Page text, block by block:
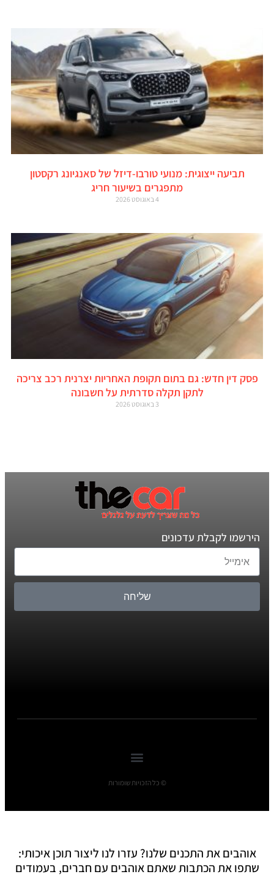
תביעה ייצוגית: מנועי טורבו-דיזל של סאנגיונג רקסטון
מתפגרים בשיעור חריג
4 באוגוסט 2026
פסק דין חדש: גם בתום תקופת האחריות יצרנית רכב צריכה
לתקן תקלה סדרתית על חשבונה
3 באוגוסט 2026
הירשמו לקבלת עדכונים
שליחה
© כל הזכויות שומורות
אוהבים את התכנים שלנו? עזרו לנו ליצור תוכן איכותי:
שתפו את הכתבות שאתם אוהבים עם חברים, בעמודים